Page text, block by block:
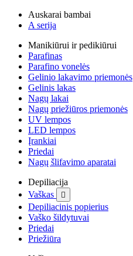
Auskarai bambai
A serija
Manikiūrui ir pedikiūrui
Parafinas
Parafino vonelės
Gelinio lakavimo priemonės
Gelinis lakas
Nagų lakai
Nagų priežiūros priemonės
UV lempos
LED lempos
Įrankiai
Priedai
Nagų šlifavimo aparatai
Depiliacija
Vaškas

Depiliacinis popierius
Vaško šildytuvai
Priedai
Priežiūra